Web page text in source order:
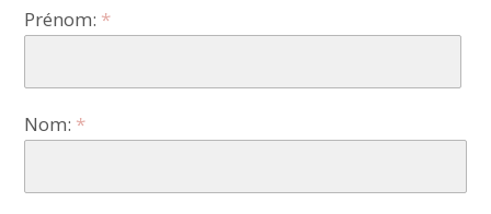
Prénom:
Nom: